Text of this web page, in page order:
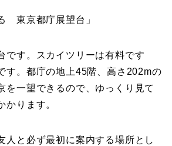
東京都庁展望台」
です。スカイツリーは有料です
す。都庁の地上45階、高さ202mの
を一望できるので、ゆっくり見て
かります。
人と必ず最初に案内する場所とし